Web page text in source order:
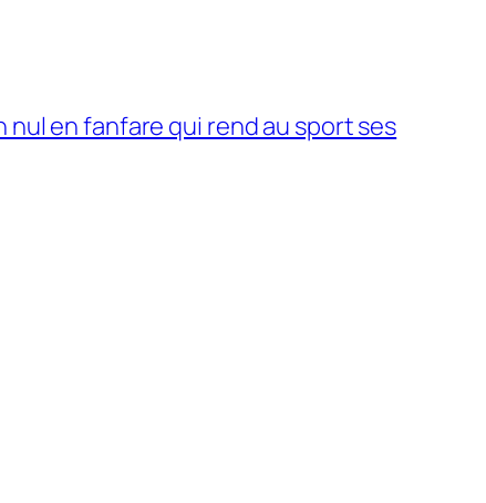
nul en fanfare qui rend au sport ses